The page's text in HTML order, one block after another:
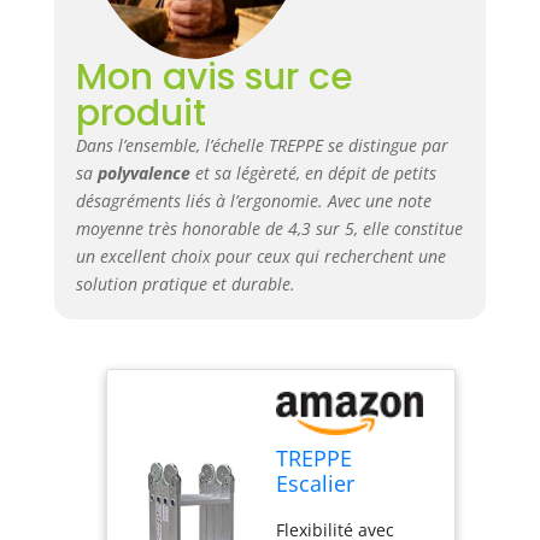
deux extrémités,
antidérapants et
des marches
échelle est
sécurisée à chaque
marche que vous
montez.
Mon avis sur ce
produit
Dans l’ensemble, l’échelle TREPPE se distingue par
sa polyvalenceet sa légèreté, en dépit de petits
désagréments liés à l’ergonomie. Avec une note
moyenne très honorable de 4,3 sur 5, elle constitue
un excellent choix pour ceux qui recherchent une
solution pratique et durable.
TREPPE
Escalier
Multifonction
Flexibilité avec